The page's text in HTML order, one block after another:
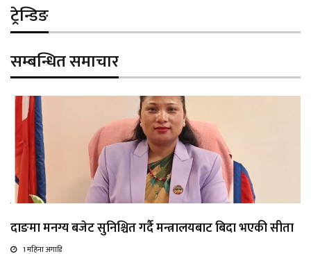
ट्रेन्डिङ
सम्बन्धित समाचार
दाङमा मनग्य बजेट सुनिश्चित गर्दै मन्त्रालयबाट बिदा भएकी सीता
1 महिना अगाडि